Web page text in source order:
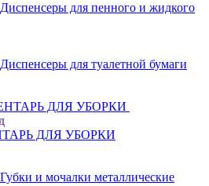
Диспенсеры для пенного и жидкого
Диспенсеры для туалетной бумаги
ДЛЯ УБОРКИ
ДЛЯ УБОРКИ
Губки и мочалки металлические